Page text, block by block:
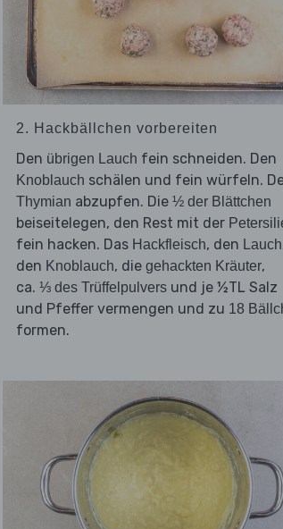
2. Hackbällchen vorbereiten
Den übrigen Lauch fein schneiden. Den
Knoblauch schälen und fein würfeln.
Thymian abzupfen. Die ½ der Blättchen
beiseitelegen, den Rest mit der
fein hacken. Das Hackfleisch, den Lauch
den Knoblauch, die gehackten Kräuter,
ca. ⅓ des Trüffelpulversund je ½TL Salz
und Pfeffer vermengen und zu 18
formen.